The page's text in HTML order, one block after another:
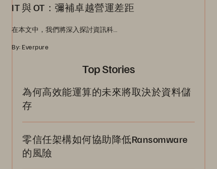
IT 與 OT：彌補卓越營運差距
在本文中，我們將深入探討資訊科…
By: Everpure
Top Stories
為何高效能運算的未來將取決於資料儲
存
零信任架構如何協助降低Ransomware
的風險